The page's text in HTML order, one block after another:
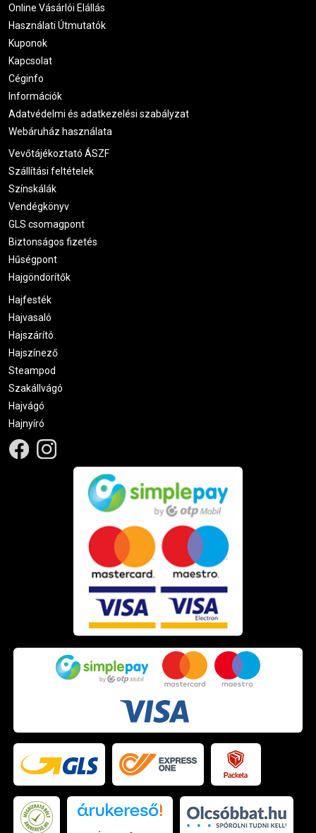
Online Vásárlói Elállás
Használati Útmutatók
Kuponok
Kapcsolat
Céginfo
Információk
Adatvédelmi és adatkezelési szabályzat
Webáruház használata
Vevőtájékoztató ÁSZF
Szállítási feltételek
Színskálák
Vendégkönyv
GLS csomagpont
Biztonságos fizetés
Hűségpont
Hajgöndörítők
Hajfesték
Hajvasaló
Hajszárító
Hajszínező
Steampod
Szakállvágó
Hajvágó
Hajnyíró